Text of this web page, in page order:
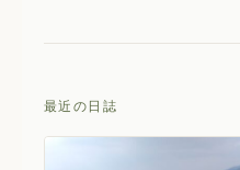
最近の日誌